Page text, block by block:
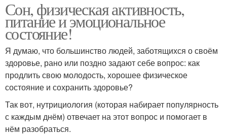
Сон, физическая активность,
питание и эмоциональное
состояние!
Я думаю, что большинство людей, заботящихся о своём
здоровье, рано или поздно задают себе вопрос: как
продлить свою молодость, хорошее физическое
состояние и сохранить здоровье?
Так вот, нутрициология (которая набирает популярность
с каждым днём) отвечает на этот вопрос и помогает в
нём разобраться.